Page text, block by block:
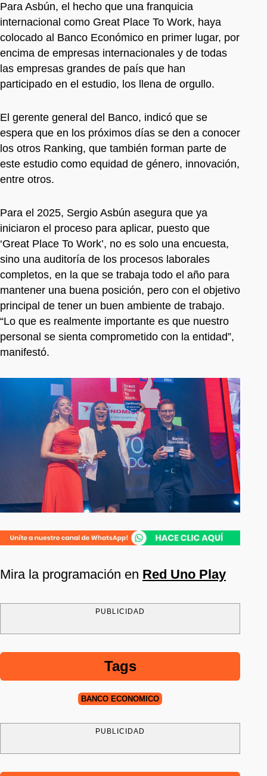
Para Asbún, el hecho que una franquicia
internacional como Great Place To Work, haya
colocado al Banco Económico en primer lugar, por
encima de empresas internacionales y de todas
las empresas grandes de país que han
participado en el estudio, los llena de orgullo.
El gerente general del Banco, indicó que se
espera que en los próximos días se den a conocer
los otros Ranking, que también forman parte de
este estudio como equidad de género, innovación,
entre otros.
Para el 2025, Sergio Asbún asegura que ya
iniciaron el proceso para aplicar, puesto que
‘Great Place To Work’, no es solo una encuesta,
sino una auditoría de los procesos laborales
completos, en la que se trabaja todo el año para
mantener una buena posición, pero con el objetivo
principal de tener un buen ambiente de trabajo.
“Lo que es realmente importante es que nuestro
personal se sienta comprometido con la entidad”,
manifestó.
Mira la programación en Red Uno Play
PUBLICIDAD
Tags
BANCO ECONÓMICO
PUBLICIDAD